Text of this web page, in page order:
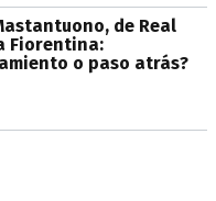
de Real
Fiorentina:
o paso atrás?